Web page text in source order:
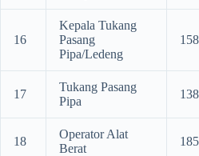
16
Kepala Tukang
Pasang
Pipa/Ledeng
17
Tukang Pasang
Pipa
18
Operator Alat
Berat